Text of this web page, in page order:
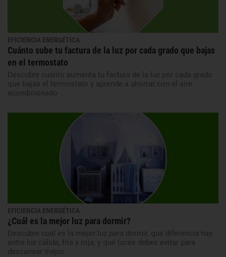
EFICIENCIA ENERGÉTICA
Cuánto sube tu factura de la luz por cada grado que bajas
en el termostato
Descubre cuánto aumenta tu factura de la luz por cada grado
que bajas el termostato y aprende a ahorrar con el aire
acondicionado
EFICIENCIA ENERGÉTICA
¿Cuál es la mejor luz para dormir?
Descubre cuál es la mejor luz para dormir, qué diferencia hay
entre luz cálida, fría y roja, y qué luces debes evitar para
descansar mejor.